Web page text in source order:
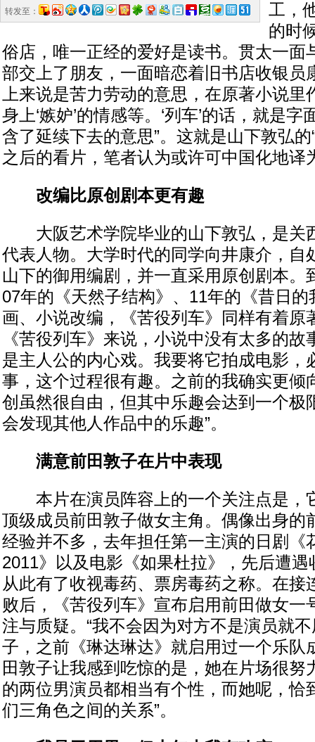
转发至：
工，
的时
俗店，唯一正经的爱好是读书。贯太一面
部交上了朋友，一面暗恋着旧书店收银员
上来说是苦力劳动的意思，在原著小说里
身上‘嫉妒’的情感等。‘列车’的话，就是
含了延续下去的意思”。这就是山下敦弘的
之后的看片，笔者认为或许可中国化地译
改编比原创剧本更有趣
大阪艺术学院毕业的山下敦弘，是关
代表人物。大学时代的同学向井康介，自
山下的御用编剧，并一直采用原创剧本。
07年的《天然子结构》、11年的《昔日
画、小说改编，《苦役列车》同样有着原
《苦役列车》来说，小说中没有太多的故
是主人公的内心戏。我要将它拍成电影，
事，这个过程很有趣。之前的我确实更倾
创虽然很自由，但其中乐趣会达到一个极
会发现其他人作品中的乐趣”。
满意前田敦子在片中表现
本片在演员阵容上的一个关注点是，
顶级成员前田敦子做女主角。偶像出身的
经验并不多，去年担任第一主演的日剧《
2011》以及电影《如果杜拉》，先后遭
从此有了收视毒药、票房毒药之称。在接
败后，《苦役列车》宣布启用前田做女一
注与质疑。“我不会因为对方不是演员就
子，之前《琳达琳达》就启用过一个乐队
田敦子让我感到吃惊的是，她在片场很努
的两位男演员都相当有个性，而她呢，恰
们三角色之间的关系”。